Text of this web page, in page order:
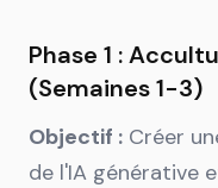
Phase 1 :
(Semaines 1-3)
Objectif : Créer
de l'IA générative